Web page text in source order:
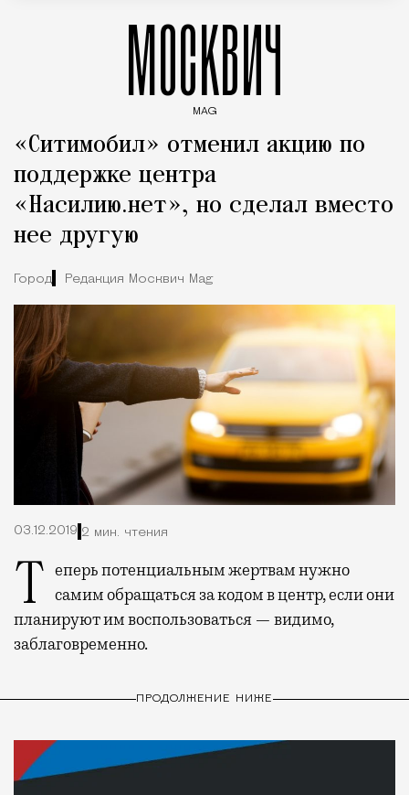
МОСКВИЧ
MAG
«Ситимобил» отменил акцию по
поддержке центра
«Насилию.нет», но сделал вместо
нее другую
Город Редакция Москвич Mag
03.12.2019 2 мин. чтения
Теперь потенциальным жертвам нужно самим обращаться за кодом в центр, если они
планируют им воспользоваться — видимо,
заблаговременно.
ПРОДОЛЖЕНИЕ НИЖЕ